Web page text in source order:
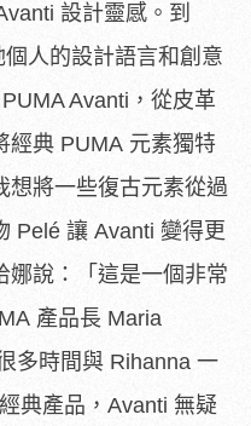
設計靈感。到
個人的設計語言和創意
Avanti，從皮革
經典 PUMA 元素獨特
想將一些復古元素從過
Pelé 讓 Avanti 變得更
娜說：「 這是一個非常
產品長 Maria
多時間與 Rihanna 一
典產品，Avanti 無疑